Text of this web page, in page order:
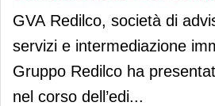
GVA Redilco, società di
servizi e intermediazione
Gruppo Redilco ha
nel corso dell’edi...